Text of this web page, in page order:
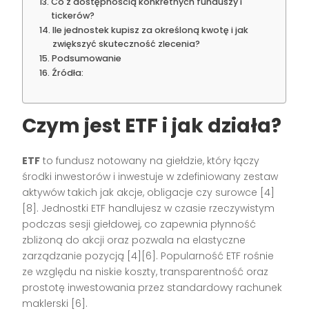
tickerów?
Ile jednostek kupisz za określoną kwotę i jak
zwiększyć skuteczność zlecenia?
Podsumowanie
Źródła:
Czym jest ETF i jak działa?
ETF to fundusz notowany na giełdzie, który łączy
środki inwestorów i inwestuje w zdefiniowany zestaw
aktywów takich jak akcje, obligacje czy surowce [4]
[8]. Jednostki ETF handlujesz w czasie rzeczywistym
podczas sesji giełdowej, co zapewnia płynność
zbliżoną do akcji oraz pozwala na elastyczne
zarządzanie pozycją [4][6]. Popularność ETF rośnie
ze względu na niskie koszty, transparentność oraz
prostotę inwestowania przez standardowy rachunek
maklerski [6].